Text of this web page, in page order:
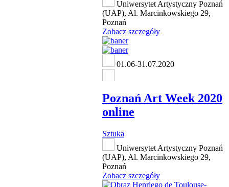
Uniwersytet Artystyczny Poznań
(UAP), Al. Marcinkowskiego 29,
Poznań
Zobacz szczegóły
01.06-31.07.2020
Poznań Art Week 2020
online
Sztuka
Uniwersytet Artystyczny Poznań
(UAP), Al. Marcinkowskiego 29,
Poznań
Zobacz szczegóły